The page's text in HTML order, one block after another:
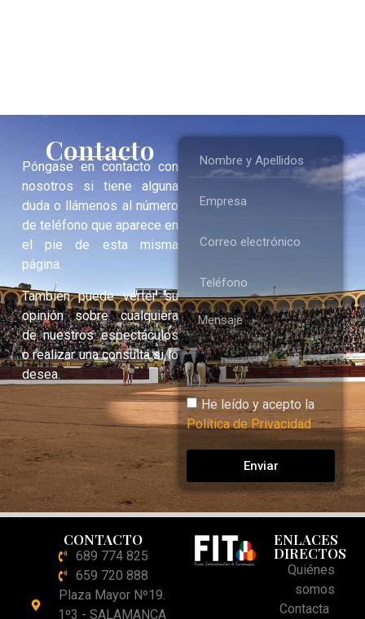
Contacto
Póngase en contacto con
nosotros si tiene alguna
duda o llámenos al número
de teléfono que aparece en
el pie de esta misma
página.
También puede verter su
opinión sobre cualquiera
de nuestros espectáculos
o realizar una consulta si lo
desea.
He leído y acepto la
Política de Privacidad
Enviar
CONTACTO
689 774 825
659 720 888
Plaza Mayor Nº19.
1º3 - SALAMANCA
ENLACES
DIRECTOS
Quiénes
somos
Contacta